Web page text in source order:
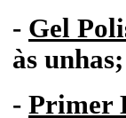
- Gel
às unhas;
- Primer